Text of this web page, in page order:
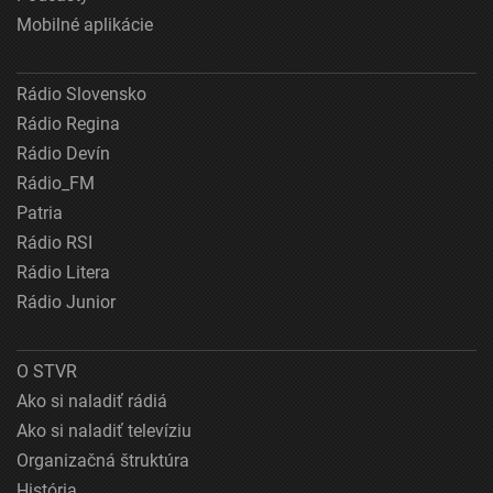
Mobilné aplikácie
Rádio Slovensko
Rádio Regina
Rádio Devín
Rádio_FM
Patria
Rádio RSI
Rádio Litera
Rádio Junior
O STVR
Ako si naladiť rádiá
Ako si naladiť televíziu
Organizačná štruktúra